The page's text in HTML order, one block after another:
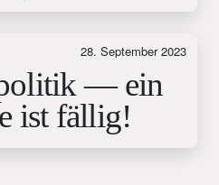
28. September 2023
— ein
ist fällig!